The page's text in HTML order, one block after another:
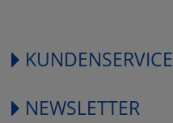
KUNDENSERVICE
NEWSLETTER